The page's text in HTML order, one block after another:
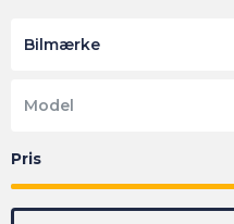
Bilmærke
Model